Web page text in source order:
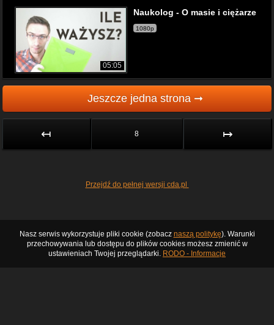
05:05
Naukolog - O masie i ciężarze
1080p
Jeszcze jedna strona ➞
↤ 8 ↦
Przejdź do pełnej wersji cda.pl
Nasz serwis wykorzystuje pliki cookie (zobacz naszą politykę). Warunki
przechowywania lub dostępu do plików cookies możesz zmienić w
ustawieniach Twojej przeglądarki. RODO - Informacje